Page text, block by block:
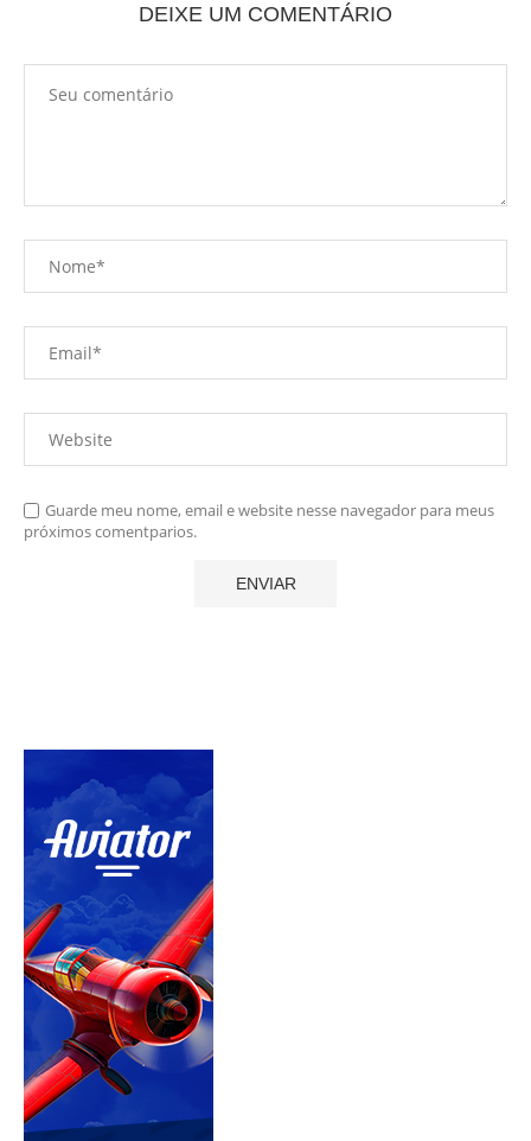
DEIXE UM COMENTÁRIO
Guarde meu nome, email e website nesse navegador para meus
próximos comentparios.